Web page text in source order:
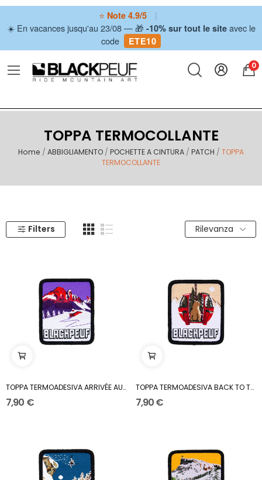
⭐ Note 4.9/5
|
☀️ En vacances jusqu'au 23/08 — 🎁 -10% sur tout le siteavec le
code
ETE10
0
TOPPA TERMOCOLLANTE
Home ABBIGLIAMENTO POCHETTE A CINTURA PATCH
TOPPA
TERMOCOLLANTE
Filters Rilevanza
TOPPA TERMOADESIVA ARRIVÉE AU REFUGE
7,90 €
TOPPA TERMOADESIVA BACK TO THE WILD
7,90 €